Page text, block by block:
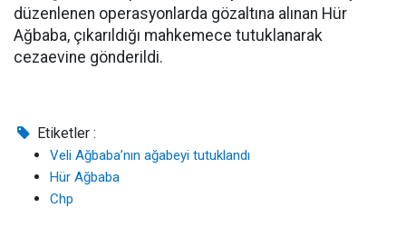
düzenlenen operasyonlarda gözaltına alınan Hür
Ağbaba, çıkarıldığı mahkemece tutuklanarak
cezaevine gönderildi.
Etiketler :
Veli Ağbaba’nın ağabeyi tutuklandı
Hür Ağbaba
Chp